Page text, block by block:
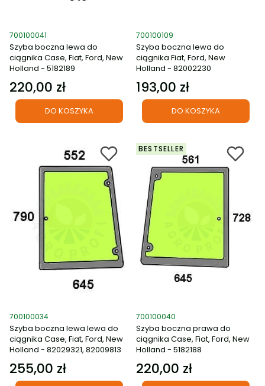
Kod produktu
700100041
Szyba boczna lewa do
ciągnika Case, Fiat, Ford, New
Holland - 5182189
Cena
220,00 zł
DO KOSZYKA
Kod produktu
700100109
Szyba boczna lewa do
ciągnika Fiat, Ford, New
Holland - 82002230
Cena
193,00 zł
DO KOSZYKA
Kod produktu
700100034
Szyba boczna lewa lewa do
ciągnika Case, Fiat, Ford, New
Holland - 82029321, 82009813
Cena
255,00 zł
BESTSELLER
Kod produktu
700100040
Szyba boczna prawa do
ciągnika Case, Fiat, Ford, New
Holland - 5182188
Cena
220,00 zł